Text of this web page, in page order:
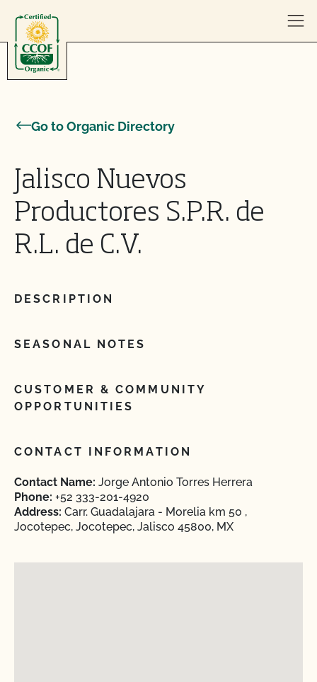
Go to Organic Directory
Jalisco Nuevos
Productores S.P.R. de
R.L. de C.V.
DESCRIPTION
SEASONAL NOTES
CUSTOMER & COMMUNITY
OPPORTUNITIES
CONTACT INFORMATION
Contact Name: Jorge Antonio Torres Herrera
Phone: +52 333-201-4920
Address: Carr. Guadalajara - Morelia km 50 ,
Jocotepec, Jocotepec, Jalisco 45800, MX